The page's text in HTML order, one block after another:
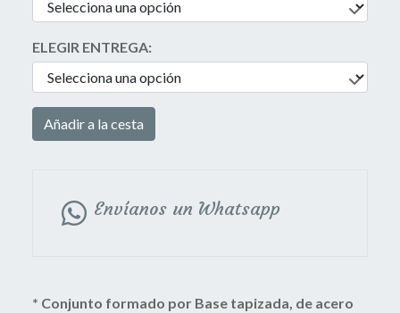
ELEGIR ENTREGA:
Añadir a la cesta
Envíanos un Whatsapp
* Conjunto formado por Base tapizada, de acero